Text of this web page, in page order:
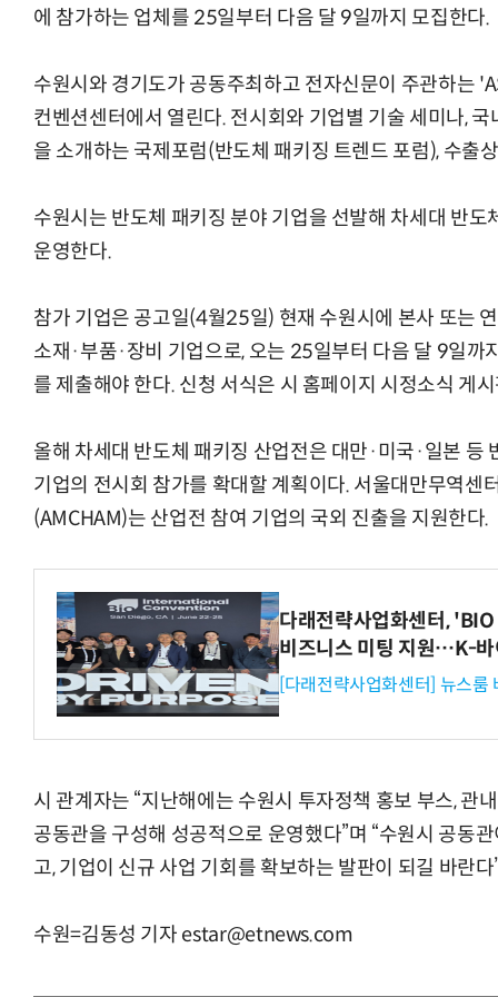
에 참가하는 업체를 25일부터 다음 달 9일까지 모집한다.
수원시와 경기도가 공동주최하고 전자신문이 주관하는
컨벤션센터에서 열린다. 전시회와 기업별 기술 세미나,
을 소개하는 국제포럼(반도체 패키징 트렌드 포럼), 수출
수원시는 반도체 패키징 분야 기업을 선발해 차세대 반
운영한다.
참가 기업은 공고일(4월25일) 현재 수원시에 본사 또는
소재·부품·장비 기업으로, 오는 25일부터 다음 달 9일까
를 제출해야 한다. 신청 서식은 시 홈페이지 시정소식 게
올해 차세대 반도체 패키징 산업전은 대만·미국·일본 등
기업의 전시회 참가를 확대할 계획이다. 서울대만무역센
(AMCHAM)는 산업전 참여 기업의 국외 진출을 지원한다.
다래전략사업화센터,
비즈니스 미팅 지원…K-바
[다래전략사업화센터] 뉴스룸
시 관계자는 “지난해에는 수원시 투자정책 홍보 부스, 관
공동관을 구성해 성공적으로 운영했다”며 “수원시 공동
고, 기업이 신규 사업 기회를 확보하는 발판이 되길 바란다
수원=김동성 기자 estar@etnews.com